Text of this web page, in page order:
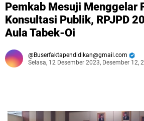
Pemkab Mesuji Menggelar
Konsultasi Publik, RPJPD
Aula Tabek-Oi
Buserfaktapendidikan@gmail.com
Selasa, 12 Desember 2023, Desember 12,